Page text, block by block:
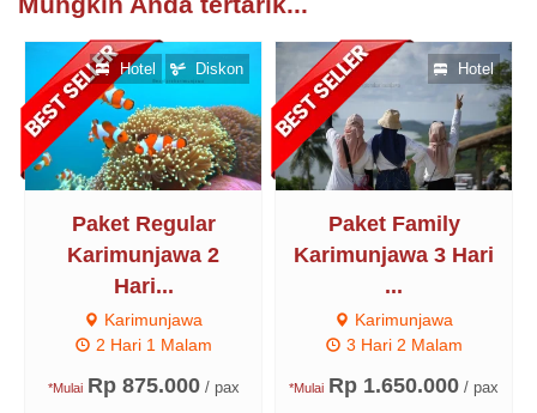
Paket Regular
Karimunjawa 2
Hari...
Karimunjawa
2 Hari 1 Malam
*Mulai Rp 875.000 / pax
Hotel Diskon
Paket Family
Karimunjawa 3 Hari
...
Karimunjawa
3 Hari 2 Malam
*Mulai Rp 1.650.000 / pax
Hotel